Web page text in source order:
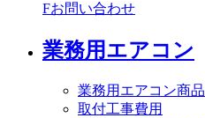
Fお問い合わせ
業務用エアコン
業務用エアコン商品
取付工事費用